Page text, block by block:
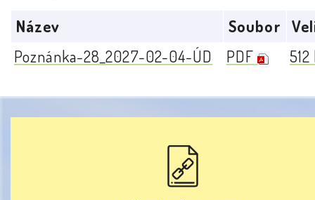
Název Soubor
Poznánka-28_2027-02-04-ÚD
PDF